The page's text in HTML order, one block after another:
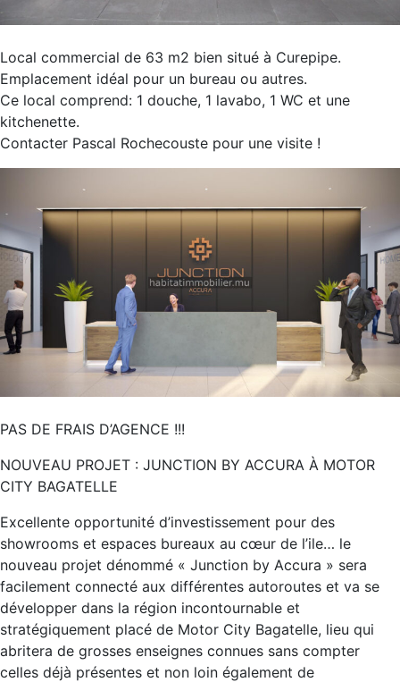
Local commercial de 63 m2 bien situé à Curepipe.
Emplacement idéal pour un bureau ou autres.
Ce local comprend: 1 douche, 1 lavabo, 1 WC et une
kitchenette.
Contacter Pascal Rochecouste pour une visite !
PAS DE FRAIS D’AGENCE !!!
NOUVEAU PROJET : JUNCTION BY ACCURA À MOTOR
CITY BAGATELLE
Excellente opportunité d’investissement pour des
showrooms et espaces bureaux au cœur de l’ile… le
nouveau projet dénommé « Junction by Accura » sera
facilement connecté aux différentes autoroutes et va se
développer dans la région incontournable et
stratégiquement placé de Motor City Bagatelle, lieu qui
abritera de grosses enseignes connues sans compter
celles déjà présentes et non loin également de